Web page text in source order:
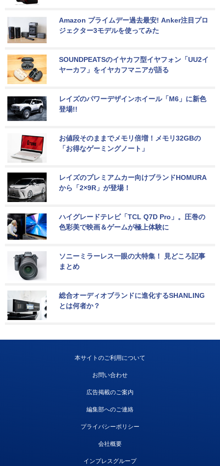
Amazon プライムデー過去最安! Anker注目プロ
ジェクター3モデルを使ってみた
SOUNDPEATSのイヤカフ型イヤフォン「UU2イ
ヤーカフ」をイヤカフマニアが語る
レイズのパワーデザインホイール「M6」に新色
登場!!
お値段そのままでメモリ倍増！メモリ32GBの
「お得なゲーミングノート」
レイズのプレミアムカー向けブランドHOMURA
から「2×9R」が登場！
ハイグレードテレビ「TCL Q7D Pro」。圧巻の
色彩美で映画＆ゲームが極上体験に
ソニーミラーレス一眼の大特集！ 見どころ記事
まとめ
総合オーディオブランドに進化するSHANLING
とは何者か？
本サイトのご利用について
お問い合わせ
広告掲載のご案内
編集部へのご連絡
プライバシーポリシー
会社概要
インプレスグループ